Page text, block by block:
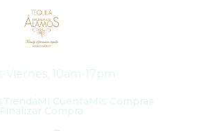
Viernes, 10am-17pm
TiendaMi CuentaMis Compras
Finalizar Compra